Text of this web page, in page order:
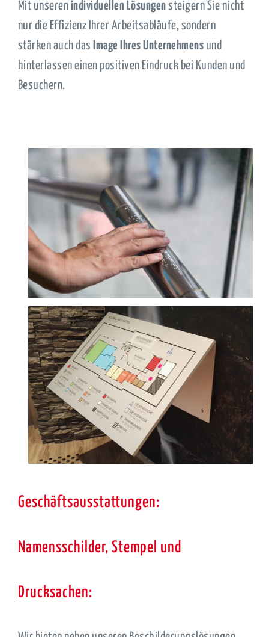
Mit unseren individuellen Lösungen steigern Sie nicht
nur die Effizienz Ihrer Arbeitsabläufe, sondern
stärken auch das Image Ihres Unternehmens und
hinterlassen einen positiven Eindruck bei Kunden und
Besuchern.
Geschäftsausstattungen:
Namensschilder, Stempel und
Drucksachen: